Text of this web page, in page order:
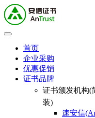
首页
企业采购
优惠促销
证书品牌
证书颁发机构(
装)
速安信